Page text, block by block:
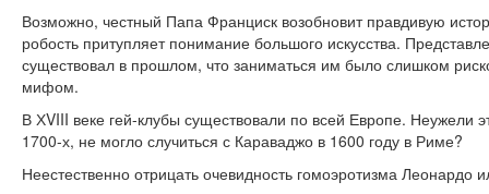
Возможно, честный Папа Франциск возобновит правдивую
робость притупляет понимание большого искусства.
существовал в прошлом, что заниматься им было слишком
мифом.
В ХVIII веке гей-клубы существовали по всей Европе. Неужели
1700-х, не могло случиться с Караваджо в 1600 году в Риме?
Неестественно отрицать очевидность гомоэротизма Леонардо